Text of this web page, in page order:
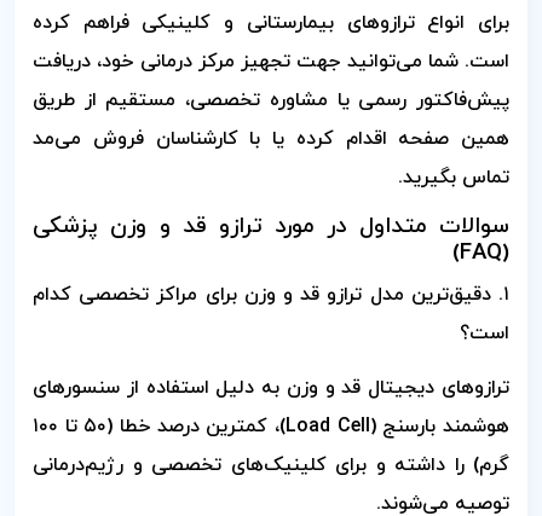
برای انواع ترازوهای بیمارستانی و کلینیکی فراهم کرده
است. شما می‌توانید جهت تجهیز مرکز درمانی خود، دریافت
پیش‌فاکتور رسمی یا مشاوره تخصصی، مستقیم از طریق
همین صفحه اقدام کرده یا با کارشناسان فروش می‌مد
تماس بگیرید.
سوالات متداول در مورد ترازو قد و وزن پزشکی
(FAQ)
۱. دقیق‌ترین مدل ترازو قد و وزن برای مراکز تخصصی کدام
است؟
ترازوهای دیجیتال قد و وزن به دلیل استفاده از سنسورهای
هوشمند بارسنج (Load Cell)، کمترین درصد خطا (۵۰ تا ۱۰۰
گرم) را داشته و برای کلینیک‌های تخصصی و رژیم‌درمانی
توصیه می‌شوند.